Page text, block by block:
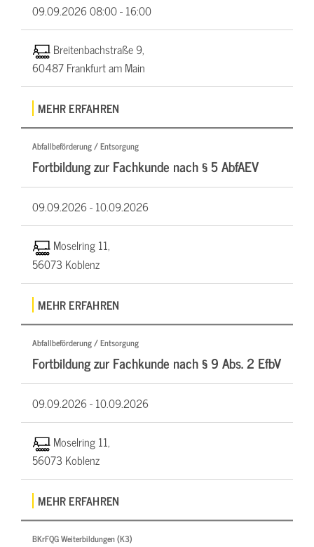
09.09.202608:00 - 16:00
Breitenbachstraße 9,
60487 Frankfurt am Main
MEHR ERFAHREN
Abfallbeförderung / Entsorgung
Fortbildung zur Fachkunde nach § 5 AbfAEV
09.09.2026 -10.09.2026
Moselring 11,
56073 Koblenz
MEHR ERFAHREN
Abfallbeförderung / Entsorgung
Fortbildung zur Fachkunde nach § 9 Abs. 2 EfbV
09.09.2026 -10.09.2026
Moselring 11,
56073 Koblenz
MEHR ERFAHREN
BKrFQG Weiterbildungen (K3)